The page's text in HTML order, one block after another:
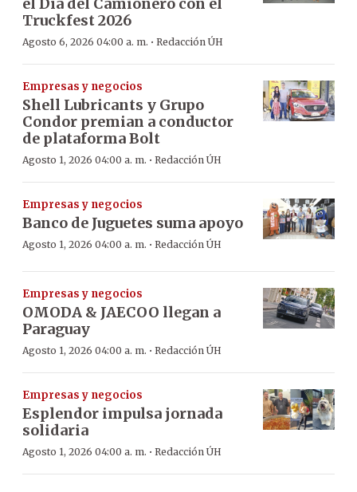
el Día del Camionero con el
Truckfest 2026
Agosto 6, 2026 04:00 a. m. · Redacción ÚH
Empresas y negocios
Shell Lubricants y Grupo
Condor premian a conductor
de plataforma Bolt
Agosto 1, 2026 04:00 a. m. · Redacción ÚH
Empresas y negocios
Banco de Juguetes suma apoyo
Agosto 1, 2026 04:00 a. m. · Redacción ÚH
Empresas y negocios
OMODA & JAECOO llegan a
Paraguay
Agosto 1, 2026 04:00 a. m. · Redacción ÚH
Empresas y negocios
Esplendor impulsa jornada
solidaria
Agosto 1, 2026 04:00 a. m. · Redacción ÚH